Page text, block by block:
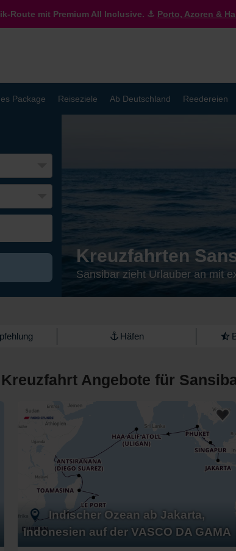
Route mit Premium All Inclusive. ⚓ Porto, Azoren &
Package Reiseziele Ab Deutschland Reedereien
Kreuzfahrten
Sansibar zieht Urlauber an mit
Häfen
Kreuzfahrt Angebote für
Indischer Ozean ab Jakarta,
Indonesien auf der VASCO DA GAMA